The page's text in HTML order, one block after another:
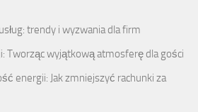
trendy i wyzwania dla firm
Tworząc wyjątkową atmosferę dla gości
energii: Jak zmniejszyć rachunki za